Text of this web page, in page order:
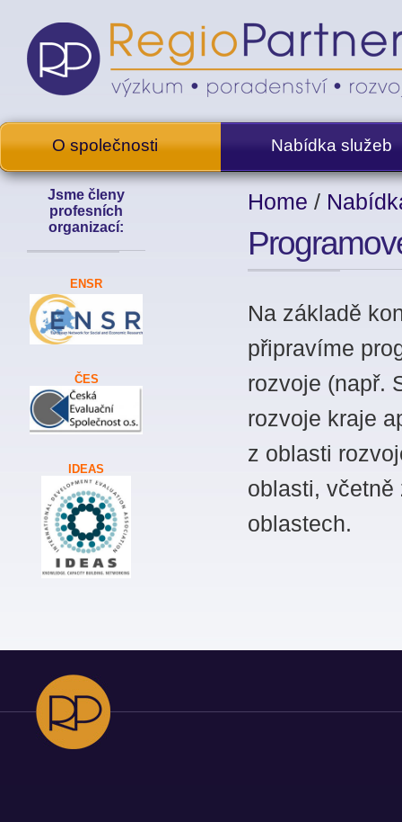
Home /
Na základě
připravíme
rozvoje (např.
rozvoje kraje
z oblasti
oblasti,
oblastech.
Jsme členy
profesních
organizací:
ENSR
ČES
IDEAS
O společnosti Nabídka služeb